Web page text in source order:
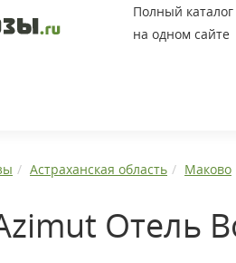
Полный каталог
на одном сайте
Астраханская область Маково
Отель